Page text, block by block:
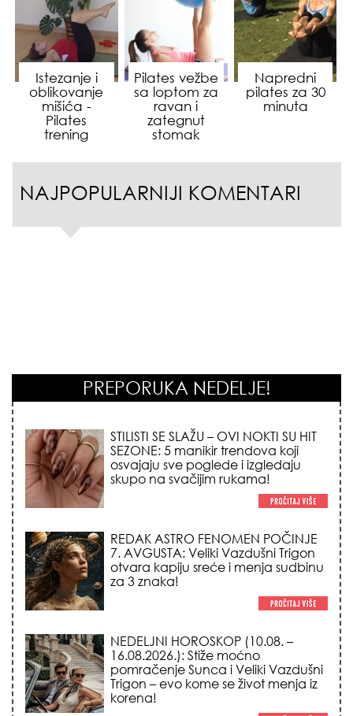
Istezanje i
oblikovanje
mišića -
Pilates
trening
Pilates vežbe
sa loptom za
ravan i
zategnut
stomak
Napredni
pilates za 30
minuta
NAJPOPULARNIJI KOMENTARI
PREPORUKA NEDELJE!
STILISTI SE SLAŽU – OVI NOKTI SU HIT
SEZONE: 5 manikir trendova koji
osvajaju sve poglede i izgledaju
skupo na svačijim rukama!
REDAK ASTRO FENOMEN POČINJE
7. AVGUSTA: Veliki Vazdušni Trigon
otvara kapiju sreće i menja sudbinu
za 3 znaka!
NEDELJNI HOROSKOP (10.08. –
16.08.2026.): Stiže moćno
pomračenje Sunca i Veliki Vazdušni
Trigon – evo kome se život menja iz
korena!